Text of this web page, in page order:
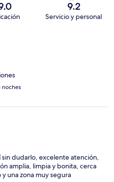
9.2
Servicio y personal
noches
sin dudarlo, excelente atención,
amplia, limpia y bonita, cerca
una zona muy segura